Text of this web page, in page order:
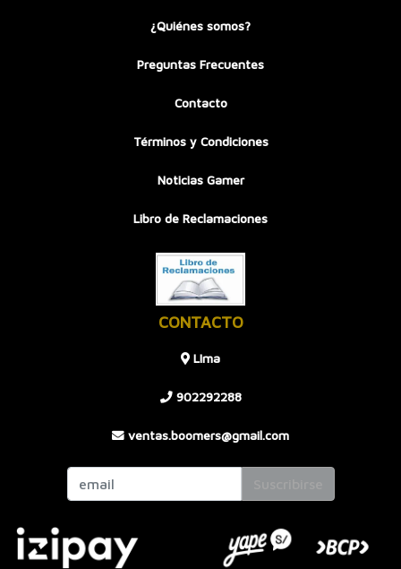
¿Quiénes somos?
Preguntas Frecuentes
Contacto
Términos y Condiciones
Noticias Gamer
Libro de Reclamaciones
CONTACTO
LIma
902292288
ventas.boomers@gmail.com